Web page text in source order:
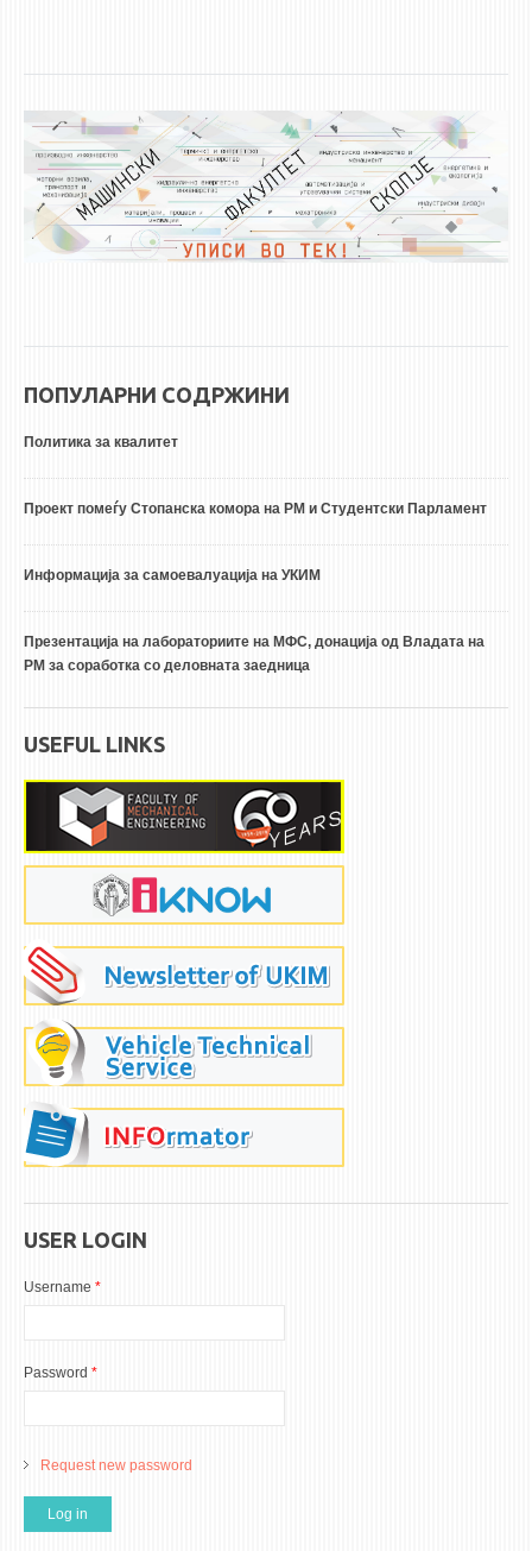
ПОПУЛАРНИ СОДРЖИНИ
Политика за квалитет
Проект помеѓу Стопанска комора на РМ и Студентски Парламент
Информација за самоевалуација на УКИМ
Презентација на лабораториите на МФС, донација од Владата на
РМ за соработка со деловната заедница
USEFUL LINKS
USER LOGIN
Username *
Password *
Request new password